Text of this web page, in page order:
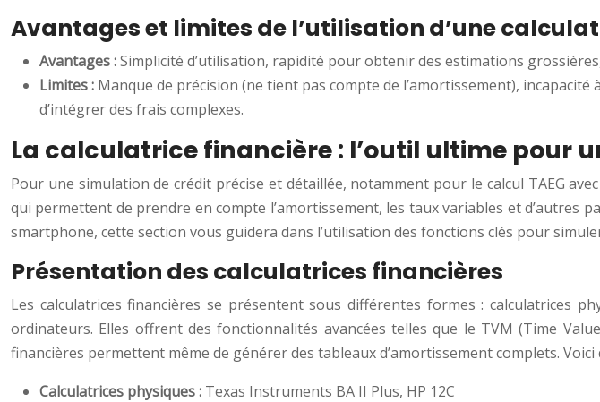
Avantages et limites de l’utilisation d’une
Avantages :Simplicité d’utilisation, rapidité pour obtenir des estimations
Limites : Manque de précision (ne tient pas compte de l’amortissement),
d’intégrer des frais complexes.
La calculatrice financière : l’outil ultime pour
Pour une simulation de crédit précise et détaillée, notamment pour le calcul TAEG
qui permettent de prendre en compte l’amortissement, les taux variables et d’autres
smartphone, cette section vous guidera dans l’utilisation des fonctions clés pour
Présentation des calculatrices financières
Les calculatrices financières se présentent sous différentes formes : calculatrices
ordinateurs. Elles offrent des fonctionnalités avancées telles que le TVM (Time
financières permettent même de générer des tableaux d’amortissement complets. Voici
Calculatrices physiques : Texas Instruments BA II Plus, HP 12C